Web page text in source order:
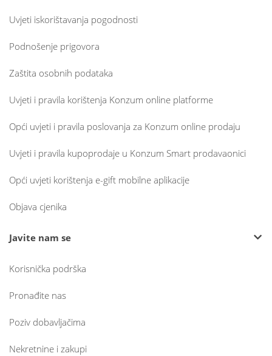
Uvjeti iskorištavanja pogodnosti
Podnošenje prigovora
Zaštita osobnih podataka
Uvjeti i pravila korištenja Konzum online platforme
Opći uvjeti i pravila poslovanja za Konzum online prodaju
Uvjeti i pravila kupoprodaje u Konzum Smart prodavaonici
Opći uvjeti korištenja e-gift mobilne aplikacije
Objava cjenika
Javite nam se
Korisnička podrška
Pronađite nas
Poziv dobavljačima
Nekretnine i zakupi